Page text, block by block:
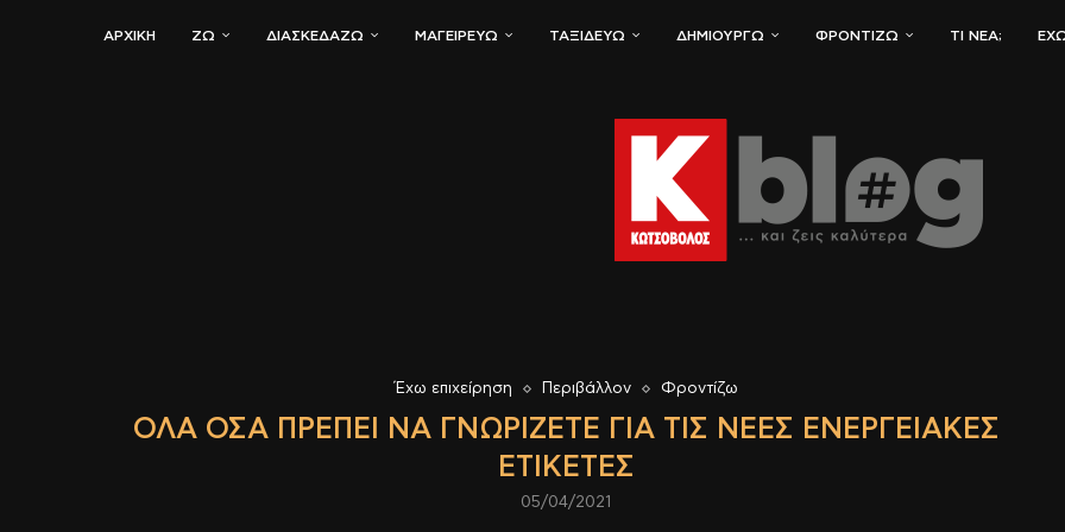
ΑΡΧΙΚΗ ΖΏ ΔΙΑΣΚΕΔΆΖΩ ΜΑΓΕΙΡΕΎΩ ΤΑΞΙΔΕΎΩ ΔΗΜΙΟΥΡΓΏ ΦΡΟΝΤΊΖΩ ΤΙ ΝΈΑ;
Έχω επιχείρηση Περιβάλλον Φροντίζω
ΌΛΑ ΌΣΑ ΠΡΈΠΕΙ ΝΑ ΓΝΩΡΊΖΕΤΕ ΓΙΑ ΤΙΣ ΝΈΕΣ ΕΝΕΡΓΕΙΑΚΈΣ
ΕΤΙΚΈΤΕΣ
05/04/2021